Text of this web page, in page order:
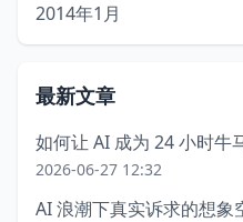
2014年1月
最新文章
如何让 AI 成为 24 小时牛
2026-06-27 12:32
AI 浪潮下真实诉求的想